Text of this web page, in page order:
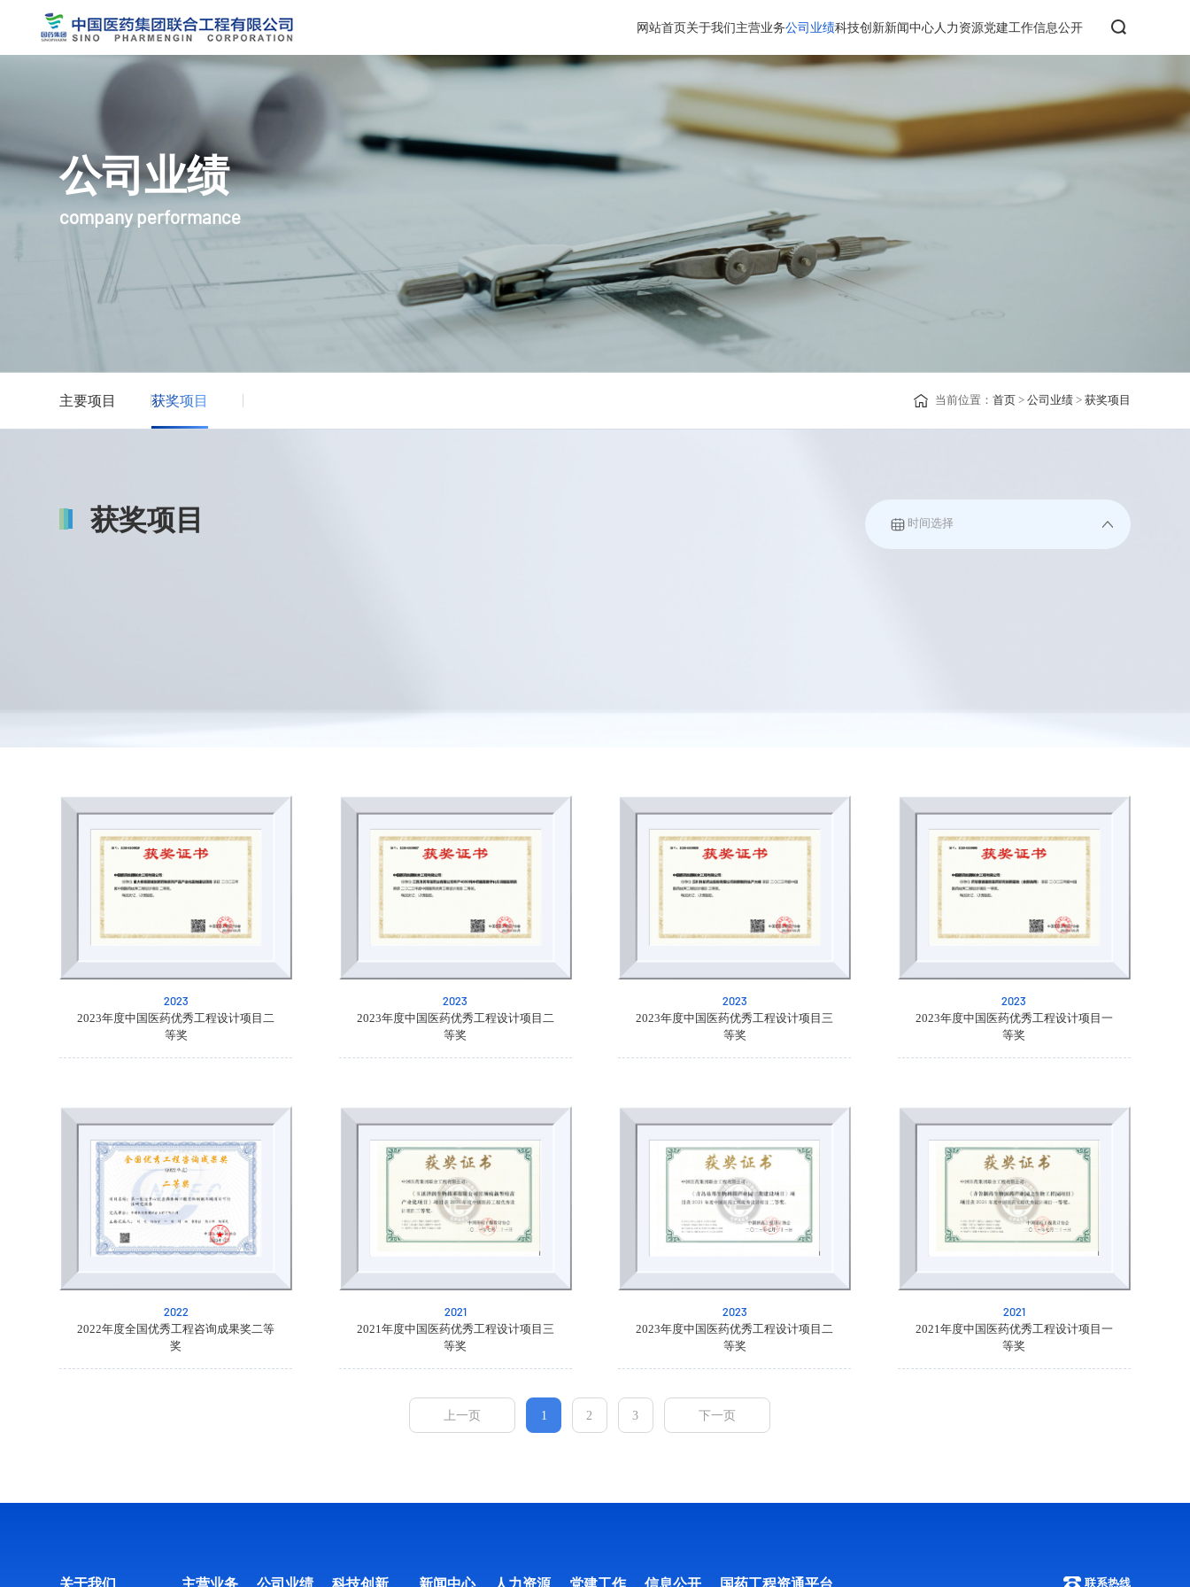
网站首页关于我们主营业务公司业绩科技创新新闻中心人力资源党建工作信息公开
公司业绩
company performance
主要项目 获奖项目 当前位置： 首页> 公司业绩> 获奖项目
获奖项目
2023
2023年度中国医药优秀工程设计项目二
等奖
2023
2023年度中国医药优秀工程设计项目二
等奖
2023
2023年度中国医药优秀工程设计项目三
等奖
2023
2023年度中国医药优秀工程设计项目一
等奖
2022
2022年度全国优秀工程咨询成果奖二等
奖
2021
2021年度中国医药优秀工程设计项目三
等奖
2023
2023年度中国医药优秀工程设计项目二
等奖
2021
2021年度中国医药优秀工程设计项目一
等奖
上一页 1 2 3 下一页
联系热线